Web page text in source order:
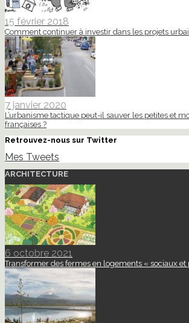
15 février 2018
Comment continuer à investir dans les projets
7 janvier 2020
L’urbanisme tactique peut-il sauver les petites et
françaises ?
Retrouvez-nous sur Twitter
Mes Tweets
ARCHITECTURE
6 octobre 2021
Transformer des fermes en logements « sociaux et